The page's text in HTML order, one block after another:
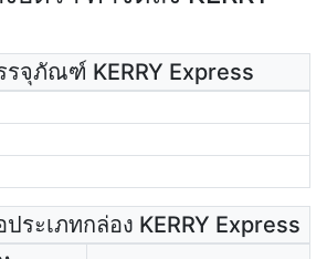
รจุภัณฑ์ KERRY Express
ระเภทกล่อง KERRY Express